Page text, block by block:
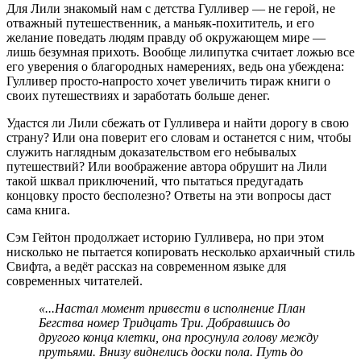
Для Лили знакомый нам с детства Гулливер — не герой, не
отважный путешественник, а маньяк-похититель, и его
желание поведать людям правду об окружающем мире —
лишь безумная прихоть. Вообще лилипутка считает ложью все
его уверения о благородных намерениях, ведь она убеждена:
Гулливер просто-напросто хочет увеличить тираж книги о
своих путешествиях и заработать больше денег.
Удастся ли Лили сбежать от Гулливера и найти дорогу в свою
страну? Или она поверит его словам и останется с ним, чтобы
служить наглядным доказательством его небывалых
путешествий? Или воображение автора обрушит на Лили
такой шквал приключений, что пытаться предугадать
концовку просто бесполезно? Ответы на эти вопросы даст
сама книга.
Сэм Гейтон продолжает историю Гулливера, но при этом
нисколько не пытается копировать несколько архаичный стиль
Свифта, а ведёт рассказ на современном языке для
современных читателей.
«...Настал момент привести в исполнение План
Бегства номер Тридцать Три. Добравшись до
другого конца клетки, она просунула голову между
прутьями. Внизу виднелись доски пола. Путь до